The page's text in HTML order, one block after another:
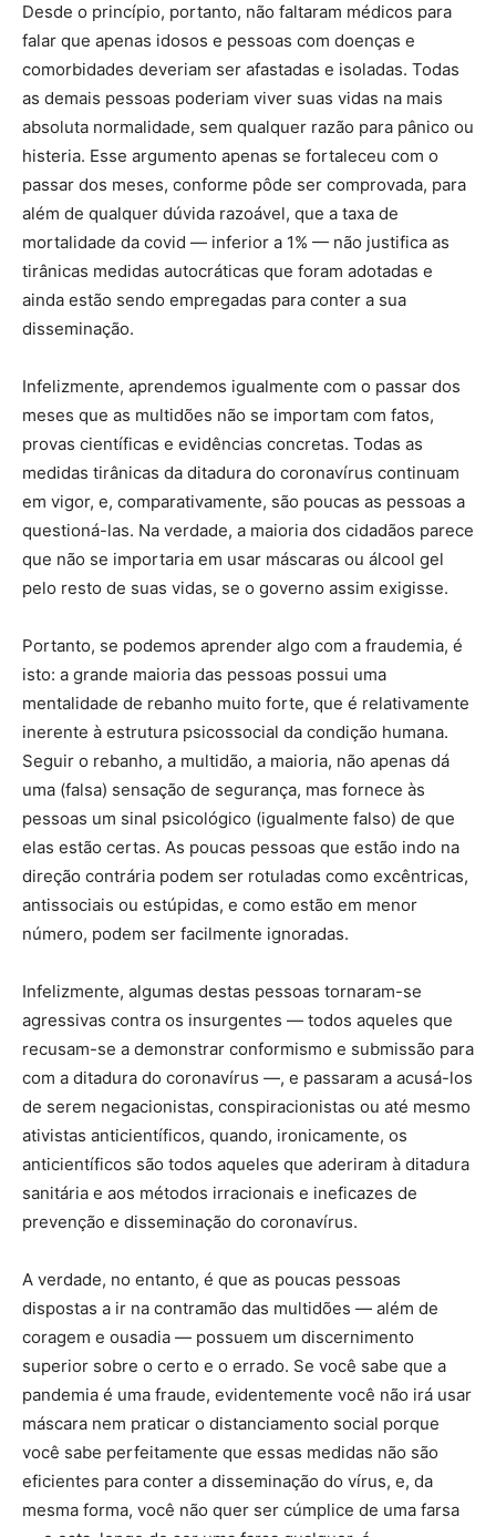
Desde o princípio, portanto, não faltaram médicos para
falar que apenas idosos e pessoas com doenças e
comorbidades deveriam ser afastadas e isoladas. Todas
as demais pessoas poderiam viver suas vidas na mais
absoluta normalidade, sem qualquer razão para pânico ou
histeria. Esse argumento apenas se fortaleceu com o
passar dos meses, conforme pôde ser comprovada, para
além de qualquer dúvida razoável, que a taxa de
mortalidade da covid — inferior a 1% — não justifica as
tirânicas medidas autocráticas que foram adotadas e
ainda estão sendo empregadas para conter a sua
disseminação.
Infelizmente, aprendemos igualmente com o passar dos
meses que as multidões não se importam com fatos,
provas científicas e evidências concretas. Todas as
medidas tirânicas da ditadura do coronavírus continuam
em vigor, e, comparativamente, são poucas as pessoas a
questioná-las. Na verdade, a maioria dos cidadãos parece
que não se importaria em usar máscaras ou álcool gel
pelo resto de suas vidas, se o governo assim exigisse.
Portanto, se podemos aprender algo com a fraudemia, é
isto: a grande maioria das pessoas possui uma
mentalidade de rebanho muito forte, que é relativamente
inerente à estrutura psicossocial da condição humana.
Seguir o rebanho, a multidão, a maioria, não apenas dá
uma (falsa) sensação de segurança, mas fornece às
pessoas um sinal psicológico (igualmente falso) de que
elas estão certas. As poucas pessoas que estão indo na
direção contrária podem ser rotuladas como excêntricas,
antissociais ou estúpidas, e como estão em menor
número, podem ser facilmente ignoradas.
Infelizmente, algumas destas pessoas tornaram-se
agressivas contra os insurgentes — todos aqueles que
recusam-se a demonstrar conformismo e submissão para
com a ditadura do coronavírus —, e passaram a acusá-los
de serem negacionistas, conspiracionistas ou até mesmo
ativistas anticientíficos, quando, ironicamente, os
anticientíficos são todos aqueles que aderiram à ditadura
sanitária e aos métodos irracionais e ineficazes de
prevenção e disseminação do coronavírus.
A verdade, no entanto, é que as poucas pessoas
dispostas a ir na contramão das multidões — além de
coragem e ousadia — possuem um discernimento
superior sobre o certo e o errado. Se você sabe que a
pandemia é uma fraude, evidentemente você não irá usar
máscara nem praticar o distanciamento social porque
você sabe perfeitamente que essas medidas não são
eficientes para conter a disseminação do vírus, e, da
mesma forma, você não quer ser cúmplice de uma farsa